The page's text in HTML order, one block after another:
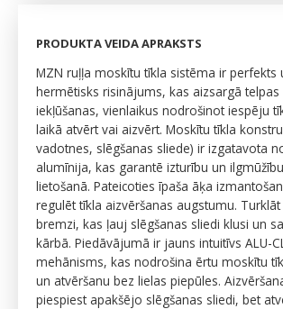
PRODUKTA VEIDA APRAKSTS
MZN ruļļa moskītu tīkla sistēma ir perfekts
hermētisks risinājums, kas aizsargā
iekļūšanas, vienlaikus nodrošinot iespēju
laikā atvērt vai aizvērt. Moskītu tīkla
vadotnes, slēgšanas sliede) ir izgatavota
alumīnija, kas garantē izturību un
lietošanā. Pateicoties īpaša āķa
regulēt tīkla aizvēršanas augstumu.
bremzi, kas ļauj slēgšanas sliedi klusi un
kārbā. Piedāvājumā ir jauns intuitīvs ALU-
mehānisms, kas nodrošina ērtu moskītu
un atvēršanu bez lielas piepūles.
piespiest apakšējo slēgšanas sliedi, bet